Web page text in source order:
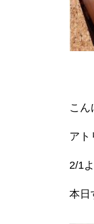
こん
アト
2/1
本日